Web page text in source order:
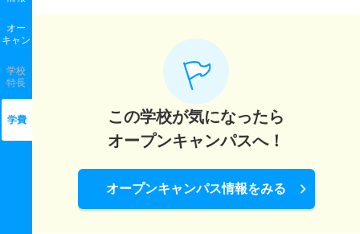
オー
キャン
学校
特長
学費
この学校が気になったら
オープンキャンパスへ！
オープンキャンパス情報をみる